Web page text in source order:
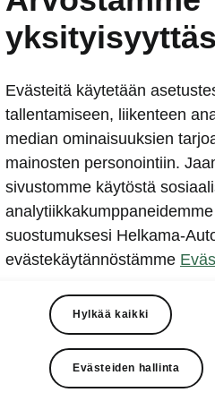
2018-10-
ŠKODA julkaisee
perheautokokoluokkaan
silhuettikuvan, joka
sijoittuvan
ensivaikutelman
muotoilusta. Hiljattain
Evästeitä käytetään
tallentamiseen, liikenteen
median ominaisuuksien
mainosten personointiin.
sivustomme käytöstä
suostumuksesi Helkama-
evästekäytännöstämme
Hylkää kaikki
Evästeiden hallinta